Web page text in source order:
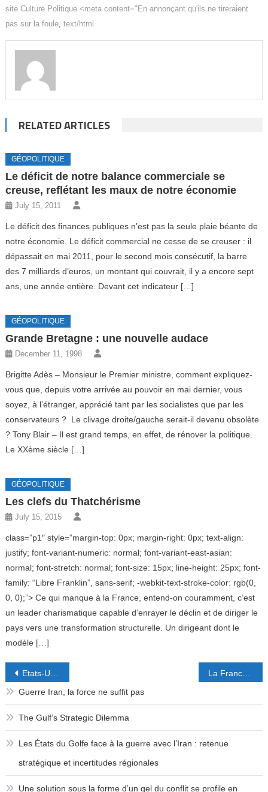
site Culture Politique <meta content="En annonçant qu'ils ne tireraient
pas sur la foule, text/html
RELATED ARTICLES
GÉOPOLITIQUE
Le déficit de notre balance commerciale se
creuse, reflétant les maux de notre économie
July 15, 2011
Le déficit des finances publiques n’est pas la seule plaie béante de
notre économie. Le déficit commercial ne cesse de se creuser : il
dépassait en mai 2011, pour le second mois consécutif, la barre
des 7 milliards d’euros, un montant qui couvrait, il y a encore sept
ans, une année entière. Devant cet indicateur […]
GÉOPOLITIQUE
Grande Bretagne : une nouvelle audace
December 11, 1998
Brigitte Adès – Monsieur le Premier ministre, comment expliquez-
vous que, depuis votre arrivée au pouvoir en mai dernier, vous
soyez, à l’étranger, apprécié tant par les socialistes que par les
conservateurs ? Le clivage droite/gauche serait-il devenu obsolète
? Tony Blair – Il est grand temps, en effet, de rénover la politique.
Le XXème siècle […]
GÉOPOLITIQUE
Les clefs du Thatchérisme
July 15, 2015
class=”p1″ style=”margin-top: 0px; margin-right: 0px; text-align:
justify; font-variant-numeric: normal; font-variant-east-asian:
normal; font-stretch: normal; font-size: 15px; line-height: 25px; font-
family: “Libre Franklin”, sans-serif; -webkit-text-stroke-color: rgb(0,
0, 0);”> Ce qui manque à la France, entend-on couramment, c’est
un leader charismatique capable d’enrayer le déclin et de diriger le
pays vers une transformation structurelle. Un dirigeant dont le
modèle […]
Post
navigation
Etats-Unis : l’appel du Pacifique
La France, les OGM, et les Etats-Unis.
Guerre Iran, la force ne suffit pas
The Gulf’s Strategic Dilemma
Les États du Golfe face à la guerre avec l’Iran : retenue
stratégique et incertitudes régionales
Une solution sous la forme d’un gel du conflit se profile en